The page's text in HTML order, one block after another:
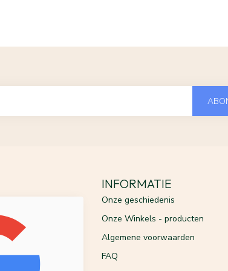
INFORMATIE
Onze geschiedenis
Onze Winkels - producten
Algemene voorwaarden
FAQ